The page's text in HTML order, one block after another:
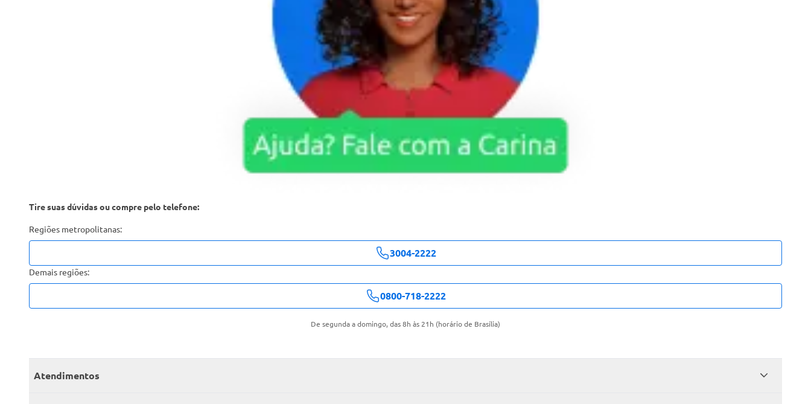
Tire suas dúvidas ou compre pelo telefone:
Regiões metropolitanas:
3004-2222
Demais regiões:
0800-718-2222
De segunda a domingo, das 8h às 21h (horário de Brasília)
Atendimentos